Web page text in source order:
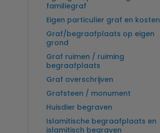
familiegraf
Eigen particulier graf en kosten
Graf/begraafplaats op eigen
grond
Graf ruimen / ruiming
begraafplaats
Graf overschrijven
Grafsteen / monument
Huisdier begraven
Islamitische begraafplaats en
islamitisch begraven